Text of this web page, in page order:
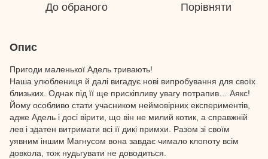
До обраного Порівняти
Опис
Пригоди маленької Адель тривають!
Наша улюблениця й далі вигадує нові випробування для своїх
близьких. Однак під її ще прискіпливу увагу потрапив… Аякс!
Йому особливо стати учасником неймовірних експериментів,
адже Адель і досі вірити, що він не милий котик, а справжній
лев і здатен витримати всі її дикі примхи. Разом зі своїм
уявним іншим Магнусом вона завдає чимало клопоту всім
довкола, тож нудьгувати не доводиться.